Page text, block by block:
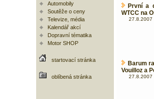
Automobily
Soutěže o ceny
Televize, média
Kalendář akcí
Dopravní tématika
Motor SHOP
startovací stránka
oblíbená stránka
První a
WTCC na
27.8.2007
Barum
Vouilloz a
27.8.2007